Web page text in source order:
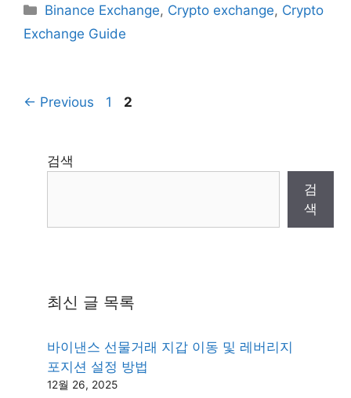
Categories
Binance Exchange, Crypto exchange, Crypto
Exchange Guide
← Previous Page
1 Page
2
검색
검
색
최신 글 목록
바이낸스 선물거래 지갑 이동 및 레버리지
포지션 설정 방법
12월 26, 2025